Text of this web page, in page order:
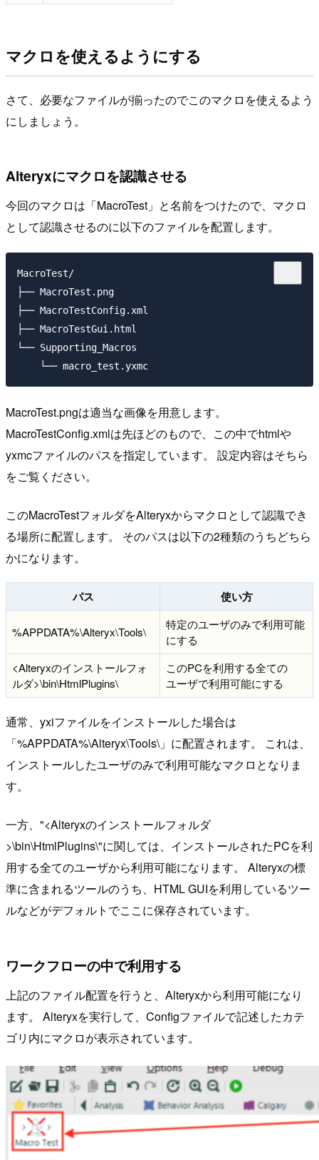
マクロを使えるようにする
さて、必要なファイルが揃ったのでこのマクロを使えるよう
にしましょう。
Alteryxにマクロを認識させる
今回のマクロは「MacroTest」と名前をつけたので、マクロ
として認識させるのに以下のファイルを配置します。
MacroTest/
├── MacroTest.png
├── MacroTestConfig.xml
├── MacroTestGui.html
└── Supporting_Macros
MacroTest.pngは適当な画像を用意します。
MacroTestConfig.xmlは先ほどのもので、この中でhtmlや
yxmcファイルのパスを指定しています。 設定内容はそちら
をご覧ください。
このMacroTestフォルダをAlteryxからマクロとして認識でき
る場所に配置します。 そのパスは以下の2種類のうちどちら
かになります。
パス 使い方
%APPDATA%\Alteryx\Tools\
特定のユーザのみで利用可能
にする
<Alteryxのインストールフォ
ルダ>\bin\HtmlPlugins\
このPCを利用する全ての
ユーザで利用可能にする
通常、yxiファイルをインストールした場合は
「%APPDATA%\Alteryx\Tools\」に配置されます。 これは、
インストールしたユーザのみで利用可能なマクロとなりま
す。
一方、"<Alteryxのインストールフォルダ
>\bin\HtmlPlugins\"に関しては、インストールされたPCを利
用する全てのユーザから利用可能になります。 Alteryxの標
準に含まれるツールのうち、HTML GUIを利用しているツー
ルなどがデフォルトでここに保存されています。
ワークフローの中で利用する
上記のファイル配置を行うと、Alteryxから利用可能になり
ます。 Alteryxを実行して、Configファイルで記述したカテ
ゴリ内にマクロが表示されています。